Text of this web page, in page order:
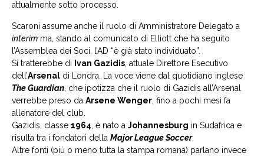
attualmente sotto processo.
Scaroni assume anche il ruolo di Amministratore Delegato a
interim ma, stando al comunicato di Elliott che ha seguito
l’Assemblea dei Soci, l’AD “è già stato individuato”.
Si tratterebbe di Ivan Gazidis, attuale Direttore Esecutivo
dell’Arsenal di Londra. La voce viene dal quotidiano inglese
The Guardian, che ipotizza che il ruolo di Gazidis all’Arsenal
verrebbe preso da Arsene Wenger, fino a pochi mesi fa
allenatore del club.
Gazidis, classe 1964, è nato a Johannesburg in Sudafrica e
risulta tra i fondatori della Major League Soccer.
Altre fonti (più o meno tutta la stampa romana) parlano invece